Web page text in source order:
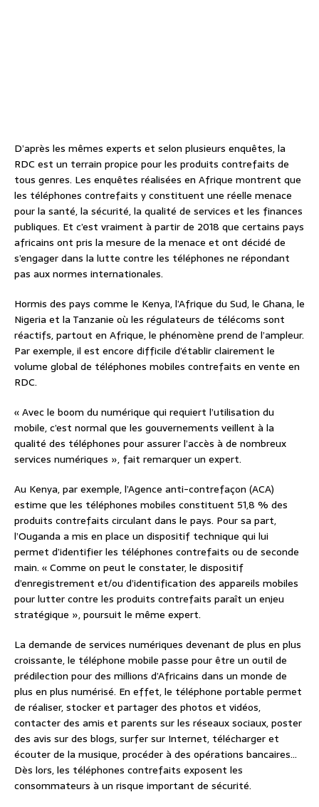
D’après les mêmes experts et selon plusieurs enquêtes, la
RDC est un terrain propice pour les produits contrefaits de
tous genres. Les enquêtes réalisées en Afrique montrent que
les téléphones contrefaits y constituent une réelle menace
pour la santé, la sécurité, la qualité de services et les finances
publiques. Et c’est vraiment à partir de 2018 que certains pays
africains ont pris la mesure de la menace et ont décidé de
s’engager dans la lutte contre les téléphones ne répondant
pas aux normes internationales.
Hormis des pays comme le Kenya, l’Afrique du Sud, le Ghana, le
Nigeria et la Tanzanie où les régulateurs de télécoms sont
réactifs, partout en Afrique, le phénomène prend de l’ampleur.
Par exemple, il est encore difficile d’établir clairement le
volume global de téléphones mobiles contrefaits en vente en
RDC.
« Avec le boom du numérique qui requiert l’utilisation du
mobile, c’est normal que les gouvernements veillent à la
qualité des téléphones pour assurer l’accès à de nombreux
services numériques », fait remarquer un expert.
Au Kenya, par exemple, l’Agence anti-contrefaçon (ACA)
estime que les téléphones mobiles constituent 51,8 % des
produits contrefaits circulant dans le pays. Pour sa part,
l’Ouganda a mis en place un dispositif technique qui lui
permet d’identifier les téléphones contrefaits ou de seconde
main. « Comme on peut le constater, le dispositif
d’enregistrement et/ou d’identification des appareils mobiles
pour lutter contre les produits contrefaits paraît un enjeu
stratégique », poursuit le même expert.
La demande de services numériques devenant de plus en plus
croissante, le téléphone mobile passe pour être un outil de
prédilection pour des millions d’Africains dans un monde de
plus en plus numérisé. En effet, le téléphone portable permet
de réaliser, stocker et partager des photos et vidéos,
contacter des amis et parents sur les réseaux sociaux, poster
des avis sur des blogs, surfer sur Internet, télécharger et
écouter de la musique, procéder à des opérations bancaires…
Dès lors, les téléphones contrefaits exposent les
consommateurs à un risque important de sécurité.